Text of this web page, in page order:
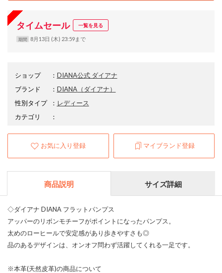
タイムセール 一覧を見る
期間 8月13日 (木) 23:59まで
ショップ ： DIANA公式 ダイアナ
ブランド
： DIANA（ダイアナ）
性別タイプ
： レディース
カテゴリ
：
お気に入り登録 マイブランド登録
商品説明 サイズ詳細
◇ダイアナ DIANA フラットパンプス
アッパーのリボンモチーフがポイントになったパンプス。
太めのローヒールで安定感があり歩きやすさも◎
品のあるデザインは、オンオフ問わず活躍してくれる一足です。
※本革(天然皮革)の商品について